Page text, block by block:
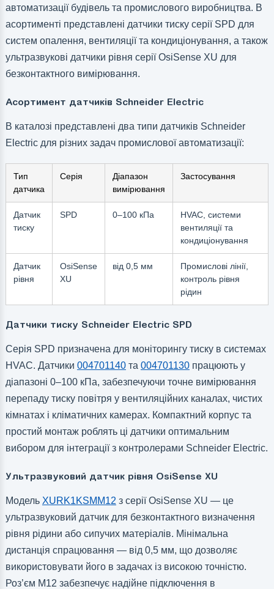
автоматизації будівель та промислового виробництва. В
асортименті представлені датчики тиску серії SPD для
систем опалення, вентиляції та кондиціонування, а також
ультразвукові датчики рівня серії OsiSense XU для
безконтактного вимірювання.
Асортимент датчиків Schneider Electric
В каталозі представлені два типи датчиків Schneider
Electric для різних задач промислової автоматизації:
Тип
датчика
Серія
Діапазон
вимірювання
Застосування
Датчик
тиску
SPD 0–100 кПа
HVAC, системи
вентиляції та
кондиціонування
Датчик
рівня
OsiSense
XU
від 0,5 мм
Промислові лінії,
контроль рівня
рідин
Датчики тиску Schneider Electric SPD
Серія SPD призначена для моніторингу тиску в системах
HVAC. Датчики 004701140та 004701130працюють у
діапазоні 0–100 кПа, забезпечуючи точне вимірювання
перепаду тиску повітря у вентиляційних каналах, чистих
кімнатах і кліматичних камерах. Компактний корпус та
простий монтаж роблять ці датчики оптимальним
вибором для інтеграції з контролерами Schneider Electric.
Ультразвуковий датчик рівня OsiSense XU
Модель XURK1KSMM12 з серії OsiSense XU — це
ультразвуковий датчик для безконтактного визначення
рівня рідини або сипучих матеріалів. Мінімальна
дистанція спрацювання — від 0,5 мм, що дозволяє
використовувати його в задачах із високою точністю.
Роз’єм M12 забезпечує надійне підключення в